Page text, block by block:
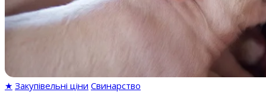
★ Закупівельні ціни Свинарство